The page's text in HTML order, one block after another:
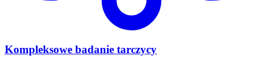
Kompleksowe badanie tarczycy